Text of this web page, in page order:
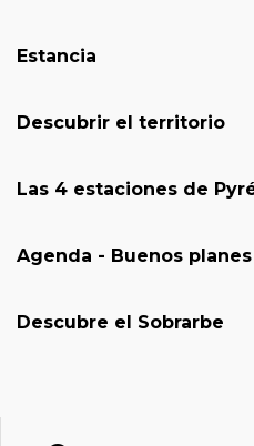
Estancia
Descubrir el territorio
Las 4 estaciones de
Agenda - Buenos planes
Descubre el Sobrarbe